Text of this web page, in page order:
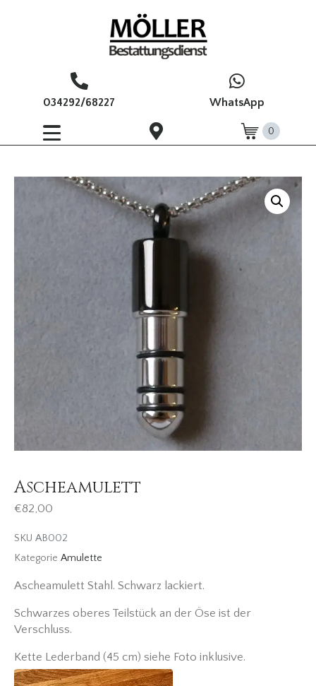
034292/68227 WhatsApp
0
Ascheamulett
€82,00
SKU AB002
Kategorie Amulette
Ascheamulett Stahl. Schwarz lackiert.
Schwarzes oberes Teilstück an der Öse ist der
Verschluss.
Kette Lederband (45 cm) siehe Foto inklusive.